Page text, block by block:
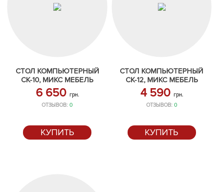
СТОЛ КОМПЬЮТЕРНЫЙ
СК-10, МИКС МЕБЕЛЬ
6 650 грн.
ОТЗЫВОВ:0
КУПИТЬ
СТОЛ КОМПЬЮТЕРНЫЙ
СК-12, МИКС МЕБЕЛЬ
4 590 грн.
ОТЗЫВОВ: 0
КУПИТЬ